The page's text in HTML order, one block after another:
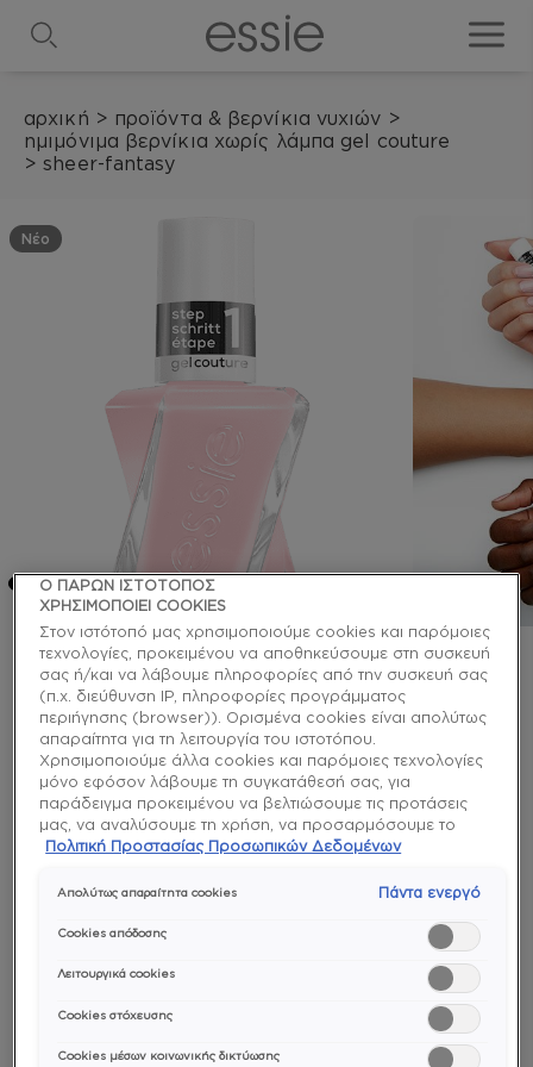
αρχική > προϊόντα & βερνίκια νυχιών >
ημιμόνιμα βερνίκια χωρίς λάμπα gel couture
> sheer-fantasy
Νέο
gel couture
sheer fantasy ημιμόνιμο
βερνίκι χωρίς λάμπα
Κλείσε τα μάτια σου, βυθίσου σε αυτό το κομψό
ημιδιάφανο ροζ βερνίκι νυχιών μακράς διάρκειας
Ο ΠΑΡΩΝ ΙΣΤΟΤΟΠΟΣ
ΧΡΗΣΙΜΟΠΟΙΕΙ COOKIES
Στον ιστότοπό μας χρησιμοποιούμε cookies και παρόμοιες
τεχνολογίες, προκειμένου να αποθηκεύσουμε στη συσκευή
σας ή/και να λάβουμε πληροφορίες από την συσκευή σας
(π.χ. διεύθυνση IP, πληροφορίες προγράμματος
περιήγησης (browser)). Ορισμένα cookies είναι απολύτως
απαραίτητα για τη λειτουργία του ιστοτόπου.
Χρησιμοποιούμε άλλα cookies και παρόμοιες τεχνολογίες
μόνο εφόσον λάβουμε τη συγκατάθεσή σας, για
παράδειγμα προκειμένου να βελτιώσουμε τις προτάσεις
μας, να αναλύσουμε τη χρήση, να προσαρμόσουμε το
περιεχόμενο στα ενδιαφέροντά σας ή να αναγνωρίσουμε
τα ενδιαφέροντά σας και να σας δείχνουμε σχετικό
προτάσεις. Μπορείτε να αποδεχθείτε cookies τα οποία δεν
είναι απαραίτητα («Αποδοχή όλων»), να τα απορρίψετε
(«Απόρριψη όλων») ή να ρυθμίσετε και να αποθηκεύσετε
τις επιλογές σας («Αποθήκευση επιλογών»). Μπορείτε
επίσης, ανά πάσα στιγμή, να ελέγξετε και να ρυθμίσετε εκ
νέου τις επιλογές σας (επιλέγοντας το link «Ρυθμίσεις για τα
cookies»). Περισσότερες πληροφορίες μπορείτε να βρείτε
Πολιτική Προστασίας Προσωπικών Δεδομένων
Απολύτως απαραίτητα cookies Πάντα ενεργό
Cookies απόδοσης
Λειτουργικά cookies
Cookies στόχευσης
Cookies μέσων κοινωνικής δικτύωσης